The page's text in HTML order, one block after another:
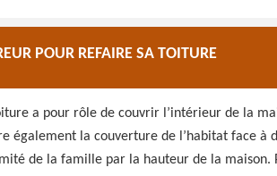
POUR REFAIRE SA TOITURE
a pour rôle de couvrir l’intérieur de la
également la couverture de l’habitat face
de la famille par la hauteur de la maison.